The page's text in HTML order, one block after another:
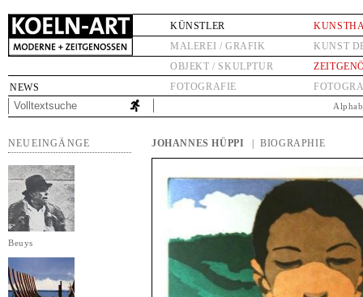
NEWS
KÜNSTLER
MALEREI / GRAFIK
OBJEKT / SKULPTUR
FOTOGRAFIE
KUNST
NEUEINGÄNGE
Beuys
JOHANNES HÜPPI | BIOGRAPHIE